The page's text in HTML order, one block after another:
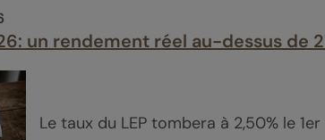
un rendement réel au-dessus de
Le taux du LEP tombera à 2,50% le